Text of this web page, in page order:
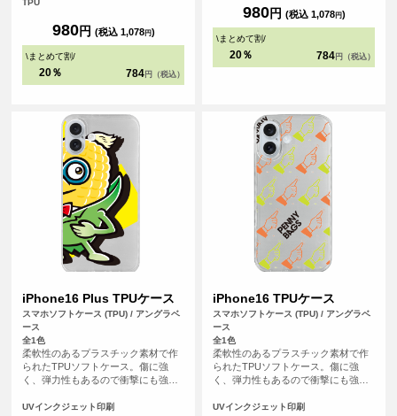
TPU
980円 (税込 1,078円)
\まとめて割/
20％ 784 円（税込）
980円 (税込 1,078円)
\まとめて割/
20％ 784 円（税込）
iPhone16 Plus TPUケース
スマホソフトケース (TPU) / アングラベ
ース
全1色
柔軟性のあるプラスチック素材で作
られたTPUソフトケース。傷に強
く、弾力性もあるので衝撃にも強
ます。
UVインクジェット印刷
iPhone16 TPUケース
スマホソフトケース (TPU) / アングラベ
ース
全1色
柔軟性のあるプラスチック素材で作
られたTPUソフトケース。傷に強
く、弾力性もあるので衝撃にも強
ます。
UVインクジェット印刷